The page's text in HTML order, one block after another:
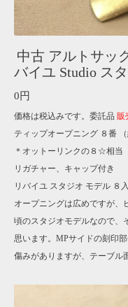
中古 アルトサッ
バイユ Studio ス
0円
価格は税込みです。委託品 販
ティップオープニング ８番 （
＊オットーリンクの８☆相当
リガチャー、キャップ付き
リバイユ スタジオ モデル ８
オープニングは広めですが、
頃のスタジオモデルなので、
思います。MPサイドの刻印
傷みがありますが、テーブル